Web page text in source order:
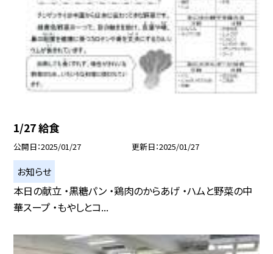
1/27 給食
公開日 2025/01/27 更新日 2025/01/27
お知らせ
本日の献立 ・黒糖パン ・鶏肉のからあげ ・ハムと野菜の中
華スープ ・もやしとコ...